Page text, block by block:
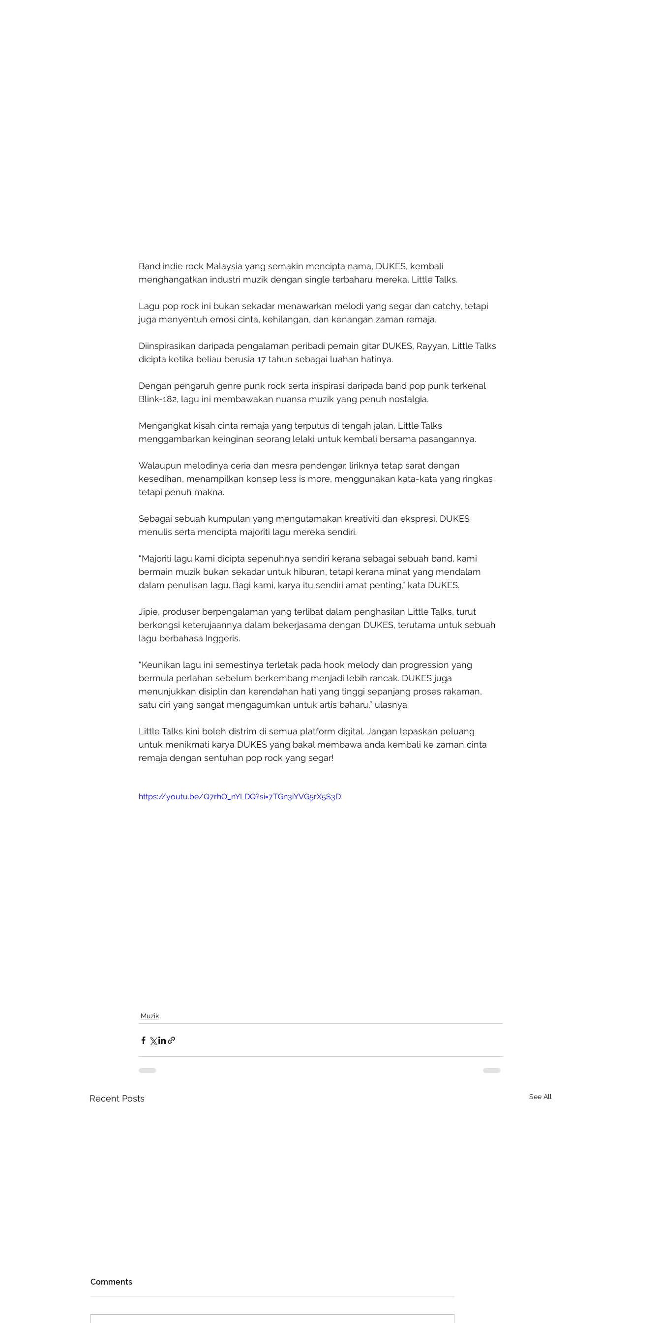
Band indie rock Malaysia yang semakin mencipta nama, DUKES, kembali
menghangatkan industri muzik dengan single terbaharu mereka, Little Talks.
Lagu pop rock ini bukan sekadar menawarkan melodi yang segar dan catchy, tetapi
juga menyentuh emosi cinta, kehilangan, dan kenangan zaman remaja.
Diinspirasikan daripada pengalaman peribadi pemain gitar DUKES, Rayyan, Little Talks
dicipta ketika beliau berusia 17 tahun sebagai luahan hatinya.
Dengan pengaruh genre punk rock serta inspirasi daripada band pop punk terkenal
Blink-182, lagu ini membawakan nuansa muzik yang penuh nostalgia.
Mengangkat kisah cinta remaja yang terputus di tengah jalan, Little Talks
menggambarkan keinginan seorang lelaki untuk kembali bersama pasangannya.
Walaupun melodinya ceria dan mesra pendengar, liriknya tetap sarat dengan
kesedihan, menampilkan konsep less is more, menggunakan kata-kata yang ringkas
tetapi penuh makna.
Sebagai sebuah kumpulan yang mengutamakan kreativiti dan ekspresi, DUKES
menulis serta mencipta majoriti lagu mereka sendiri.
“Majoriti lagu kami dicipta sepenuhnya sendiri kerana sebagai sebuah band, kami
bermain muzik bukan sekadar untuk hiburan, tetapi kerana minat yang mendalam
dalam penulisan lagu. Bagi kami, karya itu sendiri amat penting,” kata DUKES.
Jipie, produser berpengalaman yang terlibat dalam penghasilan Little Talks, turut
berkongsi keterujaannya dalam bekerjasama dengan DUKES, terutama untuk sebuah
lagu berbahasa Inggeris.
“Keunikan lagu ini semestinya terletak pada hook melody dan progression yang
bermula perlahan sebelum berkembang menjadi lebih rancak. DUKES juga
menunjukkan disiplin dan kerendahan hati yang tinggi sepanjang proses rakaman,
satu ciri yang sangat mengagumkan untuk artis baharu,” ulasnya.
Little Talks kini boleh distrim di semua platform digital. Jangan lepaskan peluang
untuk menikmati karya DUKES yang bakal membawa anda kembali ke zaman cinta
remaja dengan sentuhan pop rock yang segar!
https://youtu.be/Q7rhO_nYLDQ?si=7TGn3iYVG5rX5S3D
Muzik
Recent Posts See All
Comments